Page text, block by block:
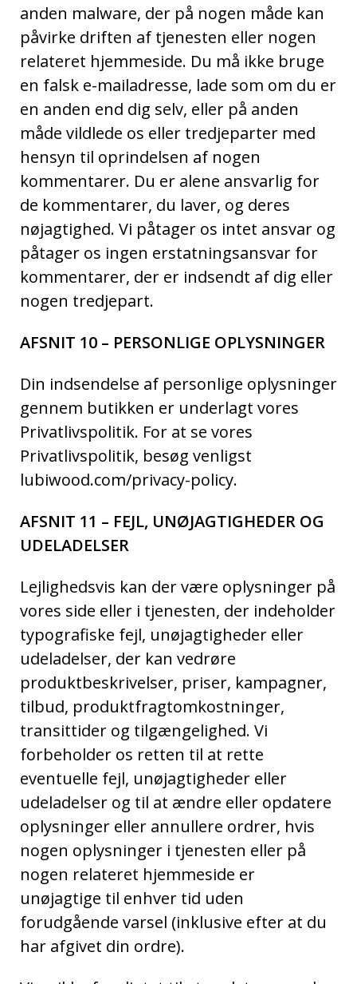
anden malware, der på nogen måde kan
påvirke driften af tjenesten eller nogen
relateret hjemmeside. Du må ikke bruge
en falsk e-mailadresse, lade som om du er
en anden end dig selv, eller på anden
måde vildlede os eller tredjeparter med
hensyn til oprindelsen af nogen
kommentarer. Du er alene ansvarlig for
de kommentarer, du laver, og deres
nøjagtighed. Vi påtager os intet ansvar og
påtager os ingen erstatningsansvar for
kommentarer, der er indsendt af dig eller
nogen tredjepart.
AFSNIT 10 – PERSONLIGE OPLYSNINGER
Din indsendelse af personlige oplysninger
gennem butikken er underlagt vores
Privatlivspolitik. For at se vores
Privatlivspolitik, besøg venligst
lubiwood.com/privacy-policy.
AFSNIT 11 – FEJL, UNØJAGTIGHEDER OG
UDELADELSER
Lejlighedsvis kan der være oplysninger på
vores side eller i tjenesten, der indeholder
typografiske fejl, unøjagtigheder eller
udeladelser, der kan vedrøre
produktbeskrivelser, priser, kampagner,
tilbud, produktfragtomkostninger,
transittider og tilgængelighed. Vi
forbeholder os retten til at rette
eventuelle fejl, unøjagtigheder eller
udeladelser og til at ændre eller opdatere
oplysninger eller annullere ordrer, hvis
nogen oplysninger i tjenesten eller på
nogen relateret hjemmeside er
unøjagtige til enhver tid uden
forudgående varsel (inklusive efter at du
har afgivet din ordre).